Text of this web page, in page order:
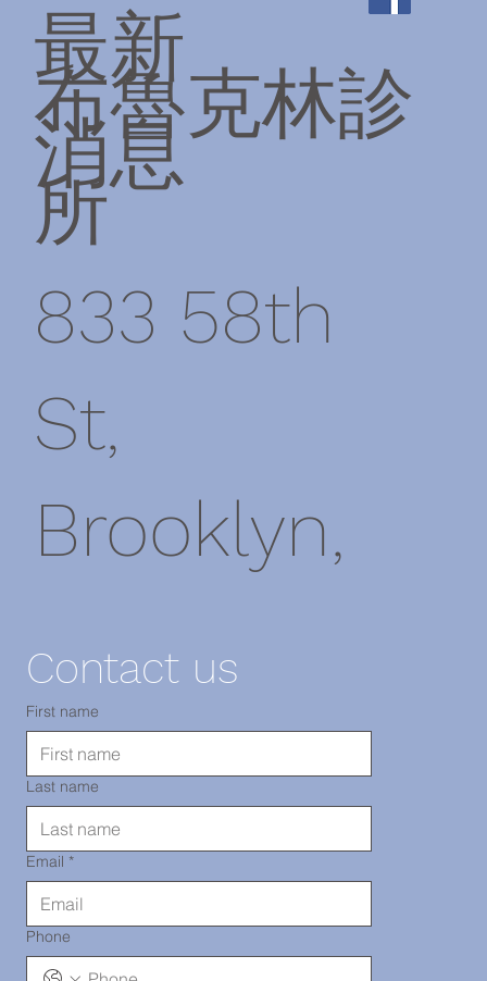
布魯克林診
所
833 58th
St,
Brooklyn,
NY 11220
電話：718-
290-2919
最新
消息
Contact us
First name
Last name
Email *
Phone